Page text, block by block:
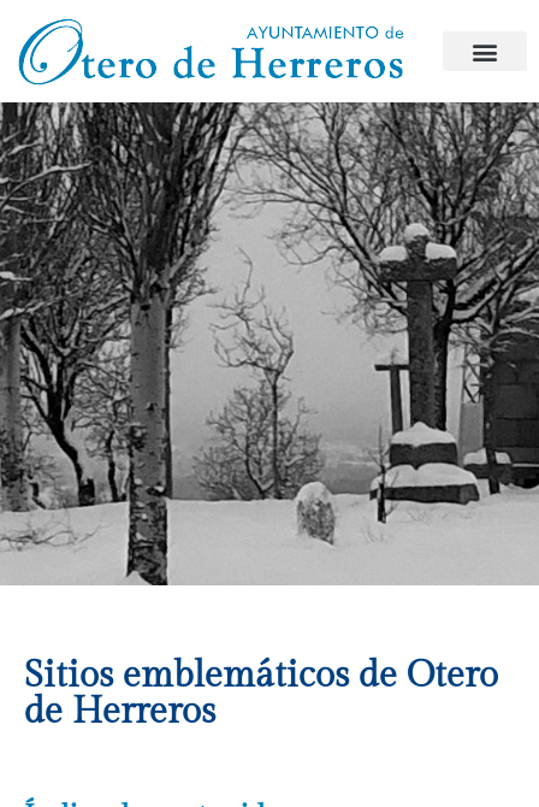
Sitios emblemáticos de Otero
de Herreros